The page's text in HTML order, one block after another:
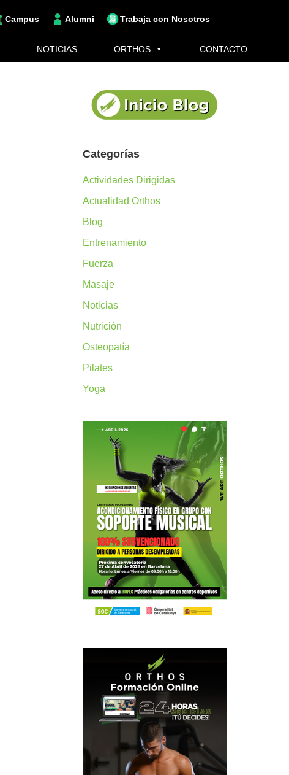
Campus Alumni Trabaja con Nosotros
NOTICIAS ORTHOS CONTACTO
Categorías
Actividades Dirigidas
Actualidad Orthos
Blog
Entrenamiento
Fuerza
Masaje
Noticias
Nutrición
Osteopatía
Pilates
Yoga